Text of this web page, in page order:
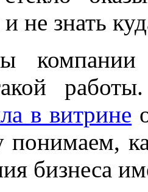
и не знать
в витрине
понимаем,
бизнеса